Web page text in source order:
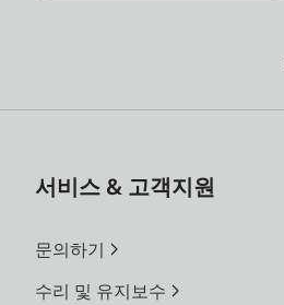
서비스 & 고객지원
문의하기
수리 및 유지보수